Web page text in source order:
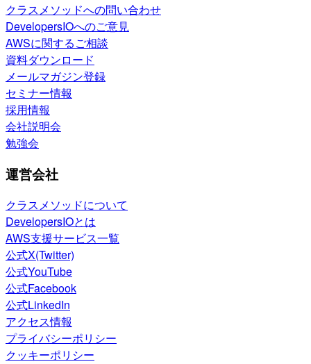
クラスメソッドへの問い合わせ
DevelopersIOへのご意見
AWSに関するご相談
資料ダウンロード
メールマガジン登録
セミナー情報
採用情報
会社説明会
勉強会
運営会社
クラスメソッドについて
DevelopersIOとは
AWS支援サービス一覧
公式X(Twitter)
公式YouTube
公式Facebook
公式LinkedIn
アクセス情報
プライバシーポリシー
クッキーポリシー